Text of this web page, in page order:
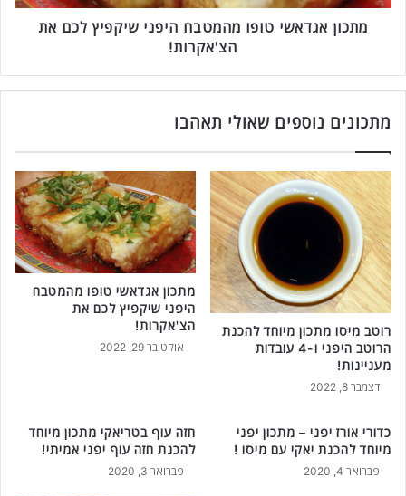
א
ו
ה
מ
ט
ב
ח
ה
י
פ
נ
י
ש
י
ץ
מתכון אגדאשי טופו מהמטבח היפני שיקפיץ לכם את
הצ'אקרות!
מתכונים נוספים שאולי תאהבו
רוטב מיסו מתכון מיוחד להכנת
הרוטב היפני ו-4 עובדות
מעניינות!
דצמבר 8, 2022
מתכון אגדאשי טופו מהמטבח
היפני שיקפיץ לכם את
הצ'אקרות!
אוקטובר 29, 2022
כדורי אורז יפני – מתכון יפני
מיוחד להכנת יאקי עם מיסו !
פברואר 4, 2020
חזה עוף בטריאקי מתכון מיוחד
להכנת חזה עוף יפני אמיתי!
פברואר 3, 2020